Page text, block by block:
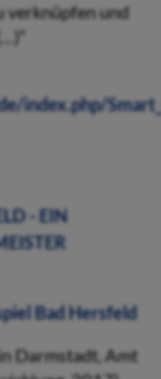
verknüpfen und
index.php/
- EIN
Darmstadt, Amt